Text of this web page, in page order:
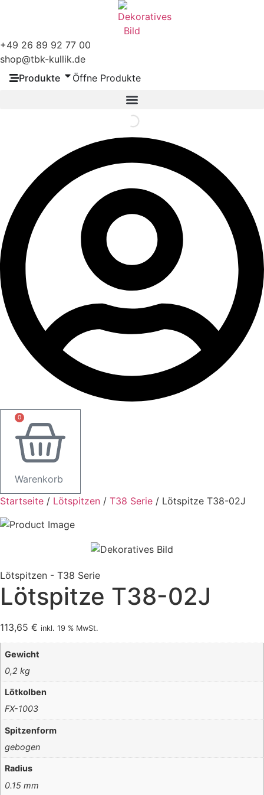
+49 26 89 92 77 00
shop@tbk-kullik.de
Produkte
Öffne Produkte
0
Warenkorb
Startseite / Lötspitzen / T38 Serie / Lötspitze T38-02J
Lötspitzen - T38 Serie
Lötspitze T38-02J
113,65 € inkl. 19 % MwSt.
Gewicht
0,2 kg
Lötkolben
FX-1003
Spitzenform
gebogen
Radius
0.15 mm